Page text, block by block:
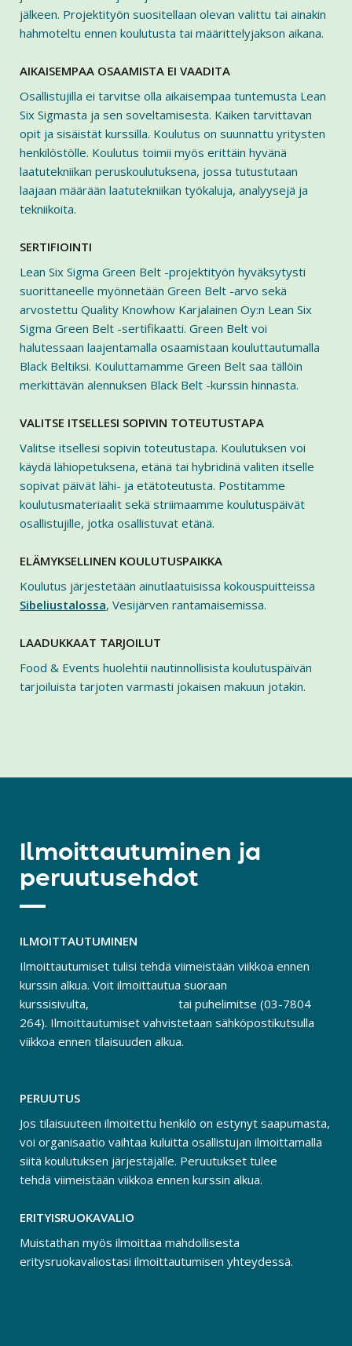
jälkeen. Projektityön suositellaan olevan valittu tai ainakin
hahmoteltu ennen koulutusta tai määrittelyjakson aikana.
AIKAISEMPAA OSAAMISTA EI VAADITA
Osallistujilla ei tarvitse olla aikaisempaa tuntemusta Lean
Six Sigmasta ja sen soveltamisesta. Kaiken tarvittavan
opit ja sisäistät kurssilla. Koulutus on suunnattu yritysten
henkilöstölle. Koulutus toimii myös erittäin hyvänä
laatutekniikan peruskoulutuksena, jossa tutustutaan
laajaan määrään laatutekniikan työkaluja, analyysejä ja
tekniikoita.
SERTIFIOINTI
Lean Six Sigma Green Belt -projektityön hyväksytysti
suorittaneelle myönnetään Green Belt -arvo sekä
arvostettu Quality Knowhow Karjalainen Oy:n Lean Six
Sigma Green Belt -sertifikaatti. Green Belt voi
halutessaan laajentamalla osaamistaan kouluttautumalla
Black Beltiksi. Kouluttamamme Green Belt saa tällöin
merkittävän alennuksen Black Belt -kurssin hinnasta.
VALITSE ITSELLESI SOPIVIN TOTEUTUSTAPA
Valitse itsellesi sopivin toteutustapa. Koulutuksen voi
käydä lähiopetuksena, etänä tai hybridinä valiten itselle
sopivat päivät lähi- ja etätoteutusta. Postitamme
koulutusmateriaalit sekä striimaamme koulutuspäivät
osallistujille, jotka osallistuvat etänä.
ELÄMYKSELLINEN KOULUTUSPAIKKA
Koulutus järjestetään ainutlaatuisissa kokouspuitteissa
Sibeliustalossa, Vesijärven rantamaisemissa.
LAADUKKAAT TARJOILUT
Food & Events huolehtii nautinnollisista koulutuspäivän
tarjoiluista tarjoten varmasti jokaisen makuun jotakin.
Ilmoittautuminen ja
peruutusehdot
ILMOITTAUTUMINEN
Ilmoittautumiset tulisi tehdä viimeistään viikkoa ennen
kurssin alkua. Voit ilmoittautua suoraan
kurssisivulta,
tai puhelimitse (03-7804
264). Ilmoittautumiset vahvistetaan sähköpostikutsulla
viikkoa ennen tilaisuuden alkua.
PERUUTUS
Jos tilaisuuteen ilmoitettu henkilö on estynyt saapumasta,
voi organisaatio vaihtaa kuluitta osallistujan ilmoittamalla
siitä koulutuksen järjestäjälle. Peruutukset tulee
tehdä viimeistään viikkoa ennen kurssin alkua.
ERITYISRUOKAVALIO
Muistathan myös ilmoittaa mahdollisesta
eritysruokavaliostasi ilmoittautumisen yhteydessä.